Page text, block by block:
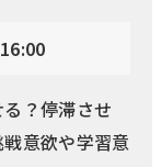
？停滞させ
意欲や学習意